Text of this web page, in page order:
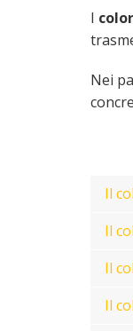
I
Nei
Il
Il
Il
Il